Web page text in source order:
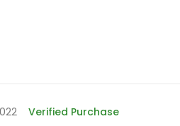
Verified Purchase